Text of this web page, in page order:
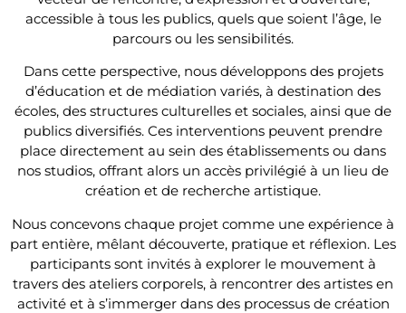
accessible à tous les publics, quels que soient l’âge, le
parcours ou les sensibilités.
Dans cette perspective, nous développons des projets
d’éducation et de médiation variés, à destination des
écoles, des structures culturelles et sociales, ainsi que de
publics diversifiés. Ces interventions peuvent prendre
place directement au sein des établissements ou dans
nos studios, offrant alors un accès privilégié à un lieu de
création et de recherche artistique.
Nous concevons chaque projet comme une expérience à
part entière, mêlant découverte, pratique et réflexion. Les
participants sont invités à explorer le mouvement à
travers des ateliers corporels, à rencontrer des artistes en
activité et à s’immerger dans des processus de création